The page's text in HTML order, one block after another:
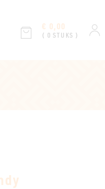
€ 0,00
( 0 STUKS )